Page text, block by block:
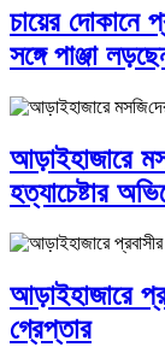
চায়ের দোকানে
সঙ্গে পাঞ্জা
আড়াইহাজারে
হত্যাচেষ্টার
আড়াইহাজারে
গ্রেপ্তার